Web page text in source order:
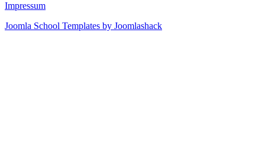
Impressum
Joomla School Templates by Joomlashack